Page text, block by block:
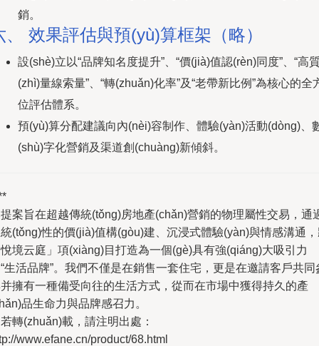
銷。
、 效果評估與預(yù)算框架（略）
設(shè)立以“品牌知名度提升”、“價(jià)值認(rèn)同度”、“高
(zhì)量線索量”、“轉(zhuǎn)化率”及“老帶新比例”為核心的全
位評估體系。
預(yù)算分配建議向內(nèi)容制作、體驗(yàn)活動(dòng)、
(shù)字化營銷及渠道創(chuàng)新傾斜。
案旨在超越傳統(tǒng)房地產(chǎn)營銷的物理屬性交易，通
(tǒng)性的價(jià)值構(gòu)建、沉浸式體驗(yàn)與情感溝通
境云庭」項(xiàng)目打造為一個(gè)具有強(qiáng)大吸引力
生活品牌”。我們不僅是在銷售一套住宅，更是在邀請客戶共同
擁有一種備受向往的生活方式，從而在市場中獲得持久的產
品生命力與品牌感召力。
轉(zhuǎn)載，請注明出處：
www.efane.cn/product/68.html